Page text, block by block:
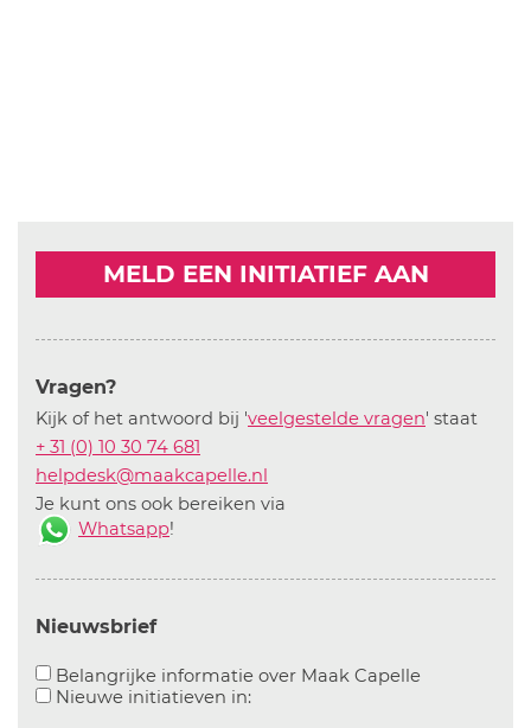
MELD EEN INITIATIEF AAN
Vragen?
Kijk of het antwoord bij 'veelgestelde vragen' staat
+ 31 (0) 10 30 74 681
helpdesk@maakcapelle.nl
Je kunt ons ook bereiken via
Whatsapp!
Nieuwsbrief
Belangrijke informatie over Maak CapelleAanvinken
Nieuwe initiatieven in:Aanvinken om informatie over